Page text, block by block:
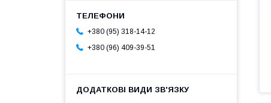
+380 (95) 318-14-12
+380 (96) 409-39-51